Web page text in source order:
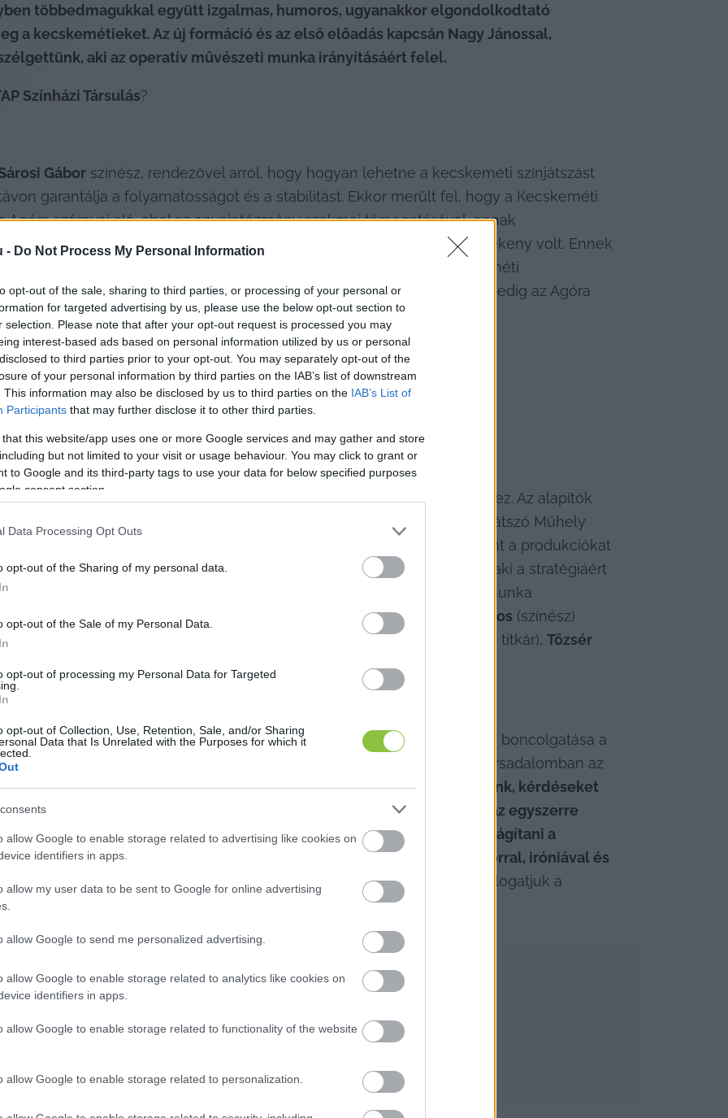
- Do Not Process My Personal Information
opt-out of the sale, sharing to third parties, or processing of your personal or
for targeted advertising by us, please use the below opt-out section to
selection. Please note that after your opt-out request is processed you may
interest-based ads based on personal information utilized by us or personal
to third parties prior to your opt-out. You may separately opt-out of the
of your personal information by third parties on the IAB’s list of downstream
This information may also be disclosed by us to third parties on the IAB’s List of
Participants that may further disclose it to other third parties.
that this website/app uses one or more Google services and may gather and store
but not limited to your visit or usage behaviour. You may click to grant or
to Google and its third-party tags to use your data for below specified purposes
consent section.
Data Processing Opt Outs
opt-out of the Sharing of my personal data.
opt-out of the Sale of my Personal Data.
opt-out of processing my Personal Data for Targeted
opt-out of Collection, Use, Retention, Sale, and/or Sharing
Data that Is Unrelated with the Purposes for which it
allow Google to enable storage related to advertising like cookies on
identifiers in apps.
allow my user data to be sent to Google for online advertising
allow Google to send me personalized advertising.
allow Google to enable storage related to analytics like cookies on
identifiers in apps.
allow Google to enable storage related to functionality of the website
allow Google to enable storage related to personalization.
többedmagukkal együtt izgalmas, humoros, ugyanakkor elgondolkodtató
a kecskemétieket. Az új formáció és az első előadás kapcsán Nagy Jánossal,
aki az operatív művészeti munka irányításáért felel.
Színházi Társulás?
Gábor színész, rendezővel arról, hogy hogyan lehetne a kecskeméti színjátszást
garantálja a folyamatosságot és a stabilitást. Ekkor merült fel, hogy a Kecskeméti
szárnyai alá, ahol az anyaintézmény szakmai támogatásával, annak
tovább. Szerencsére az Agórával a megállapodás gyors és gördülékeny volt. Ennek
hogy alakítsunk egy olyan társulatot, aminek az alapját volt kecskeméti
és szakemberekké vált emberek adnák, a társulás befogadó otthona pedig az Agóra
november közepén az ETAP Színházi Társulás.
színész csatlakozhat, tehát nem kizáró ok, ha nincs köze Kecskeméthez. Az alapítók
ha a
által évtizedek óta működtetett Kecskeméti Színjátszó Műhely
az ETAP-nak. A Hírös Agóra próbatermet biztosít számunkra, valamint a produkciókat
támogatja. A két vezető: Sárosi Gábor
– igazgató, rendező, színész, aki a stratégiáért
és
, társulatvezető és rendező, aki az operatív művészeti munka
(színész), Bárnai Péter (színész), (színész), Varga Levente János
Dániel Pethő Laura (művészeti titkár), Tőzsér
előadásokat várhat a közönség?
is arra törekedtünk, hogy egyensúlyba kerüljön a társadalmi kérdések boncolgatása a
állt, és ezután is így szeretnénk gondolkodni, hogy ha egy társadalomban az
az mindenféle rossznak a melegágya lehet. Darabjainkban felszólalunk, kérdéseket
és végképp nem mondjuk meg a tutit. Hisszük, hogy a színház egyszerre
vitára ösztönöznek, és segítenek más szemszögből megvilágítani a
résztvevővé kívánjuk tenni a közös gondolkodásban, mindezt humorral, iróniával és
és a gondolat szabadsága kéz a kézben jár. Ezzel a szemlélettel válogatjuk a
mutatni.